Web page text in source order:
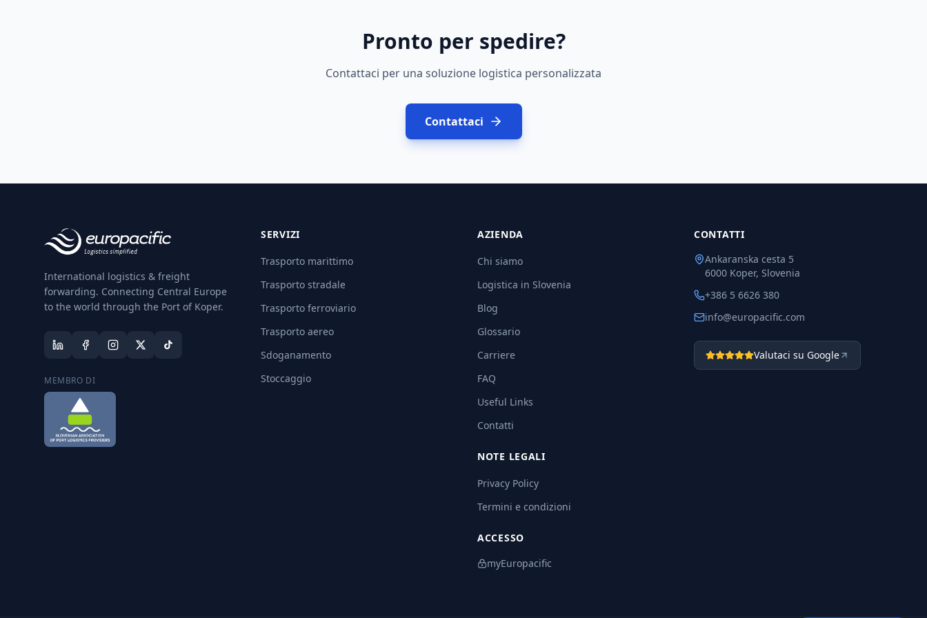
Pronto per spedire?
Contattaci per una soluzione logistica personalizzata
Contattaci
International logistics & freight
forwarding. Connecting Central Europe
to the world through the Port of Koper.
MEMBRO DI
SERVIZI
Trasporto marittimo
Trasporto stradale
Trasporto ferroviario
Trasporto aereo
Sdoganamento
Stoccaggio
AZIENDA
Chi siamo
Logistica in Slovenia
Blog
Glossario
Carriere
FAQ
Useful Links
Contatti
NOTE LEGALI
Privacy Policy
Termini e condizioni
ACCESSO
myEuropacific
CONTATTI
Ankaranska cesta 5
6000 Koper, Slovenia
+386 5 6626 380
info@europacific.com
Valutaci su Google